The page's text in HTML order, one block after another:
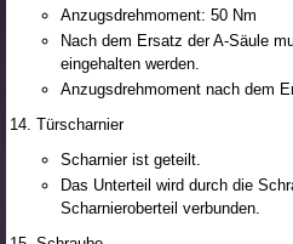
Anzugsdrehmoment: 50 Nm
Nach dem Ersatz der A-Säule
eingehalten werden.
Anzugsdrehmoment nach dem
Türscharnier
Scharnier ist geteilt.
Das Unterteil wird durch die
Scharnieroberteil verbunden.